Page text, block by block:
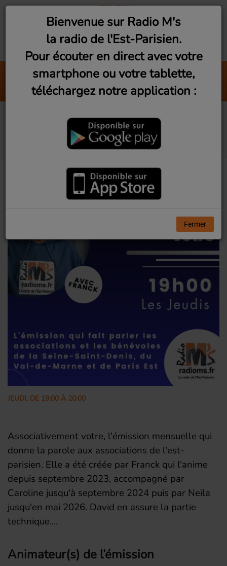
Sale Gosse
Tibz
Associativement vôtre
(Jeudi 19h)
JEUDI, DE 19:00 À 20:00
Associativement votre, l'émission mensuelle qui
donne la parole aux associations de l'est-
parisien. Elle a été créée par Franck qui l'anime
depuis septembre 2023, accompagné par
Caroline jusqu'à septembre 2024 puis par Neila
jusqu'en mai 2026. David en assure la partie
technique.
Animateur(s) de l’émission
Bienvenue sur Radio M's
la radio de l'Est-Parisien.
Pour écouter en direct avec votre
smartphone ou votre tablette,
téléchargez notre application :
Fermer